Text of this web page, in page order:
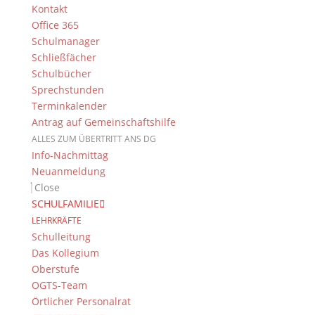
Kontakt
Office 365
Schulmanager
Schließfächer
Schulbücher
Sprechstunden
Terminkalender
Antrag auf Gemeinschaftshilfe
ALLES ZUM ÜBERTRITT ANS DG
Info-Nachmittag
Neuanmeldung
Close
SCHULFAMILIE
LEHRKRÄFTE
Schulleitung
Das Kollegium
Oberstufe
OGTS-Team
Örtlicher Personalrat
Suche
Newsarchiv
Newsarchiv
Das DG
Dientzenhofer-Gymnasium Bamberg
Feldkirchenstr. 20-22
96052 Bamberg
Tel.: +49 (0) 951 93 23 90